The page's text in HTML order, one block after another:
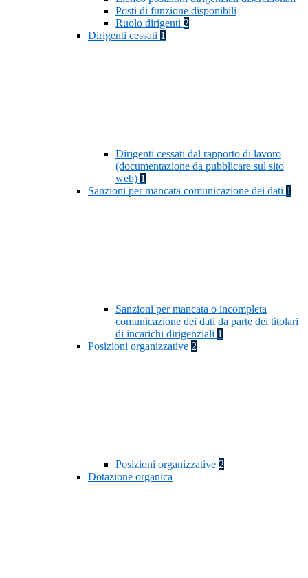
Posti di funzione disponibili
Ruolo dirigenti 2
Dirigenti cessati 1
Dirigenti cessati dal rapporto di lavoro
(documentazione da pubblicare sul sito
web) 1
Sanzioni per mancata comunicazione dei dati 1
Sanzioni per mancata o incompleta
comunicazione dei dati da parte dei titolari
di incarichi dirigenziali 1
Posizioni organizzative 2
Posizioni organizzative 2
Dotazione organica